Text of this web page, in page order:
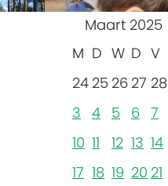
Maart 2025
M D W D V
24 25 26 27 28
3 4 5 6 7
10 11 12 13 14
17 18 19 20 21